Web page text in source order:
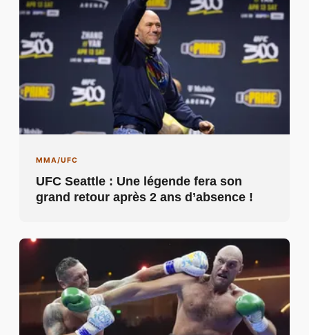
MMA/UFC
UFC Seattle : Une légende fera son
grand retour après 2 ans d’absence !